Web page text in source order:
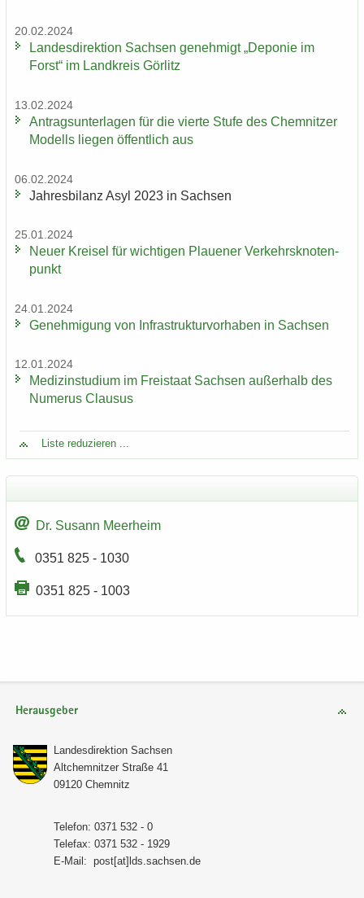
20.02.2024
Lan­des­di­rek­ti­on Sach­sen ge­neh­migt „De­po­nie im
Forst“ im Land­kreis Gör­litz
13.02.2024
An­trags­un­ter­la­gen für die vier­te Stufe des Chem­nit­zer
Mo­dells lie­gen öf­fent­lich aus
06.02.2024
Jah­res­bi­lanz Asyl 2023 in Sach­sen
25.01.2024
Neuer Krei­sel für wich­ti­gen Plaue­ner Ver­kehrs­kno­ten­
punkt
24.01.2024
Ge­neh­mi­gung von In­fra­struk­tur­vor­ha­ben in Sach­sen
12.01.2024
Me­di­zin­stu­di­um im Frei­staat Sach­sen au­ßer­halb des
Nu­me­rus Clau­sus
Liste re­du­zie­ren ...
Dr. Su­sann Meer­heim
0351 825 - 1030
0351 825 - 1003
Herausgeber
Lan­des­di­rek­ti­on Sach­sen
Alt­chem­nit­zer Stra­ße 41
09120 Chem­nitz
Te­le­fon: 0371 532 - 0
Te­le­fax: 0371 532 - 1929
E-​Mail: post[at]lds.sach­sen.de